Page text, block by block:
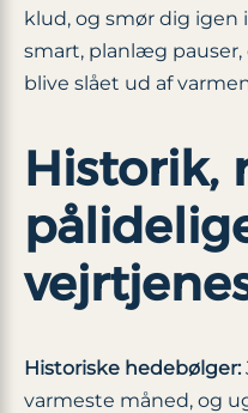
klud, og smør dig igen
smart, planlæg
blive slået ud af
Historik,
Historiske hedebølger:
varmeste måned, og